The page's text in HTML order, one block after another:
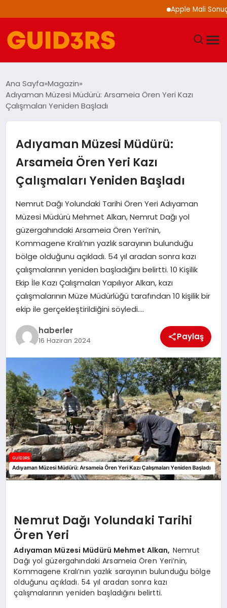
Apple Mali
YAŞAM
SAĞLIK
EKONOMI
MAGAZIN
EĞITIM
Ana Sayfa Magazin
Adıyaman Müzesi Müdürü: Arsameia Ören Yeri Kazı
Çalışmaları Yeniden Başladı
Adıyaman Müzesi Müdürü:
Arsameia Ören Yeri Kazı
Çalışmaları Yeniden Başladı
Nemrut Dağı Yolundaki Tarihi Ören Yeri Adıyaman
Müzesi Müdürü Mehmet Alkan, Nemrut Dağı yol
güzergahındaki Arsameia Ören Yeri’nin,
Kommagene Kralı’nın yazlık sarayının bulunduğu
bölge olduğunu açıkladı. 54 yıl aradan sonra kazı
çalışmalarının yeniden başladığını belirtti. 10 Kişilik
Ekip İle Kazı Çalışmaları Yapılıyor Alkan, kazı
çalışmalarının Müze Müdürlüğü tarafından 10 kişilik bir
ekip ile gerçekleştirildiğini söyledi….
haberler
16 Haziran 2024 Paylaş
Nemrut Dağı Yolundaki Tarihi
Ören Yeri
Adıyaman Müzesi Müdürü Mehmet Alkan, Nemrut
Dağı yol güzergahındaki Arsameia Ören Yeri’nin,
Kommagene Kralı’nın yazlık sarayının bulunduğu bölge
olduğunu açıkladı. 54 yıl aradan sonra kazı
çalışmalarının yeniden başladığını belirtti.